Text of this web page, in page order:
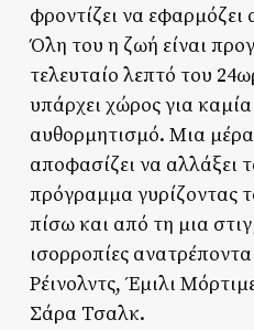
φροντίζει να
Όλη του η ζωή είναι
τελευταίο λεπτό του
υπάρχει χώρος για
αυθορμητισμό. Μια
αποφασίζει να αλλάξει
πρόγραμμα γυρίζοντας
πίσω και από τη μια
ισορροπίες
Ρέινολντς, Έμιλι
Σάρα Τσαλκ.